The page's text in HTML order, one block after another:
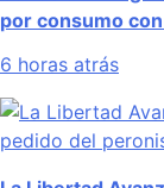
por consumo
6 horas atrás